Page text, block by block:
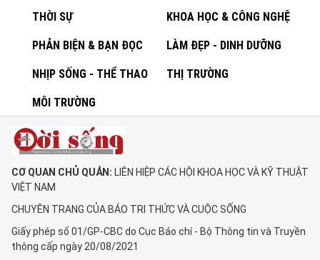
THỜI SỰ KHOA HỌC & CÔNG NGHỆ
PHẢN BIỆN & BẠN ĐỌC LÀM ĐẸP - DINH DƯỠNG
NHỊP SỐNG - THỂ THAO THỊ TRƯỜNG
MÔI TRƯỜNG
CƠ QUAN CHỦ QUẢN: LIÊN HIỆP CÁC HỘI KHOA HỌC VÀ KỸ THUẬT
VIỆT NAM
CHUYÊN TRANG CỦA BÁO TRI THỨC VÀ CUỘC SỐNG
Giấy phép số 01/GP-CBC do Cục Báo chí - Bộ Thông tin và Truyền
thông cấp ngày 20/08/2021